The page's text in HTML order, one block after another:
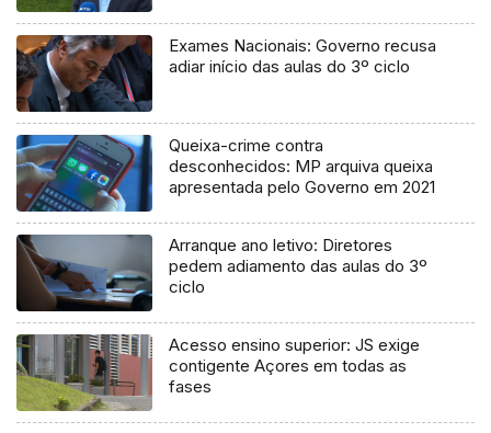
Exames Nacionais: Governo recusa
adiar início das aulas do 3º ciclo
Queixa-crime contra
desconhecidos: MP arquiva queixa
apresentada pelo Governo em 2021
Arranque ano letivo: Diretores
pedem adiamento das aulas do 3º
ciclo
Acesso ensino superior: JS exige
contigente Açores em todas as
fases